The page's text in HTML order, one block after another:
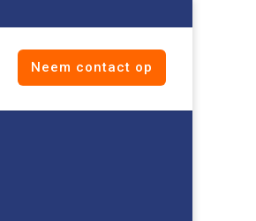
Neem contact op